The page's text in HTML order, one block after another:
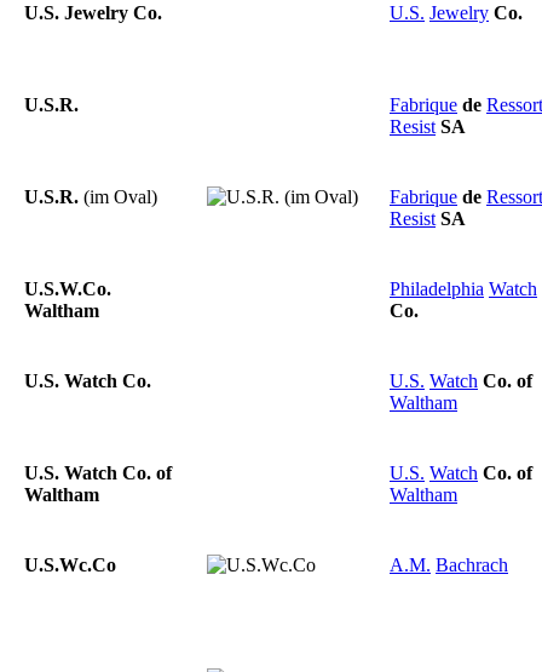
U.S. Jewelry Co. U.S. Jewelry Co.
U.S.R. Fabrique de
Resist SA
U.S.R. (im Oval) Fabrique de
Resist SA
U.S.W.Co.
Waltham
Philadelphia Watch
Co.
U.S. Watch Co. U.S. Watch Co. of
Waltham
U.S. Watch Co. of
Waltham
U.S. Watch Co. of
Waltham
U.S.Wc.Co A.M. Bachrach